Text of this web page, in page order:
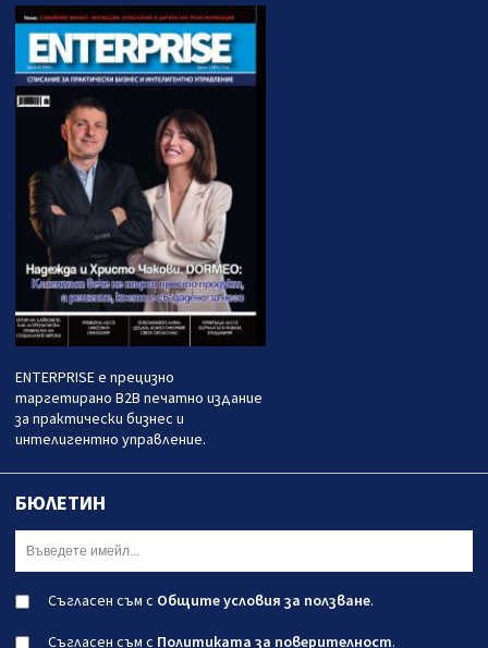
ENTERPRISE е прецизно
таргетирано B2B печатно издание
за практически бизнес и
интелигентно управление.
БЮЛЕТИН
Съгласен съм с Общите условия за ползване.
Съгласен съм с Политиката за поверителност.